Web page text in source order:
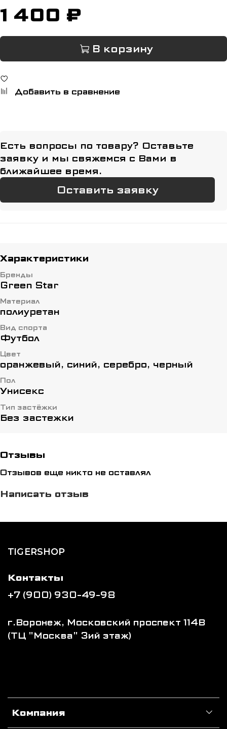
1 400 ₽
В корзину
Добавить в сравнение
Есть вопросы по товару? Оставьте
заявку и мы свяжемся с Вами в
ближайшее время.
Оставить заявку
Характеристики
Бренды
Green Star
Материал
полиуретан
Вид спорта
Футбол
Цвет
оранжевый, синий, серебро, черный
Пол
Унисекс
Тип застёжки
Без застежки
Отзывы
Отзывов еще никто не оставлял
Написать отзыв
TIGERSHOP
Компания
Контакты
+7 (900) 930-49-98
г.Воронеж, Московский проспект 114В
(ТЦ "Москва" 3ий этаж)